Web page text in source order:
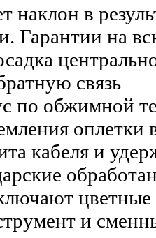
наклон в
Гарантии на
связь
по обжимной
кабеля и
цветные
и